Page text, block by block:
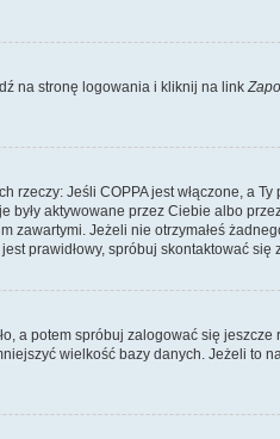
na stronę logowania i kliknij na link
Jeśli COPPA jest włączone, a
aktywowane przez Ciebie albo
Jeżeli nie otrzymałeś
prawidłowy, spróbuj skontaktować się
potem spróbuj zalogować się
wielkość bazy danych. Jeżeli to